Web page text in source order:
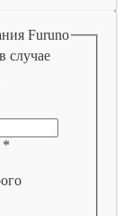
Furuno
случае
*